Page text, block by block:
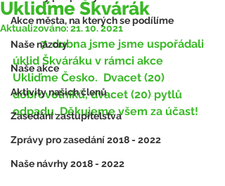
Akce města, na kterých se podílíme
Naše názory
Naše akce
Aktivity našich členů
Zasedání zastupitelstva
Zprávy pro zasedání 2018 - 2022
Naše návrhy 2018 - 2022
Ukliďme Škvárák
Aktualizováno:21. 10. 2021
	7. dubna jsme jsme uspořádali
úklid Škváráku v rámci akce
Ukliďme Česko.  Dvacet (20)
dobrovolníků, dvacet (20) pytlů
odpadu. Děkujeme všem za účast!